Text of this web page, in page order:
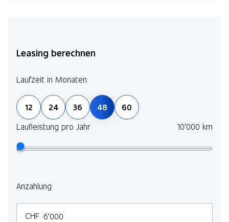
Leasing berechnen
Laufzeit in Monaten
12 24 36 48
60
Laufleistung pro Jahr
10'000 km
Anzahlung
CHF